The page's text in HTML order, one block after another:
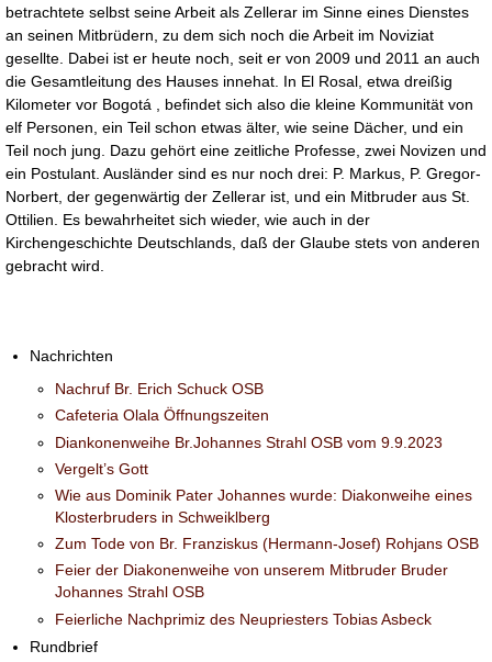
betrachtete selbst seine Arbeit als Zellerar im Sinne eines Dienstes
an seinen Mitbrüdern, zu dem sich noch die Arbeit im Noviziat
gesellte. Dabei ist er heute noch, seit er von 2009 und 2011 an auch
die Gesamtleitung des Hauses innehat. In El Rosal, etwa dreißig
Kilometer vor Bogotá , befindet sich also die kleine Kommunität von
elf Personen, ein Teil schon etwas älter, wie seine Dächer, und ein
Teil noch jung. Dazu gehört eine zeitliche Professe, zwei Novizen und
ein Postulant. Ausländer sind es nur noch drei: P. Markus, P. Gregor-
Norbert, der gegenwärtig der Zellerar ist, und ein Mitbruder aus St.
Ottilien. Es bewahrheitet sich wieder, wie auch in der
Kirchengeschichte Deutschlands, daß der Glaube stets von anderen
gebracht wird.
Nachrichten
Nachruf Br. Erich Schuck OSB
Cafeteria Olala Öffnungszeiten
Diankonenweihe Br.Johannes Strahl OSB vom 9.9.2023
Vergelt’s Gott
Wie aus Dominik Pater Johannes wurde: Diakonweihe eines
Klosterbruders in Schweiklberg
Zum Tode von Br. Franziskus (Hermann-Josef) Rohjans OSB
Feier der Diakonenweihe von unserem Mitbruder Bruder
Johannes Strahl OSB
Feierliche Nachprimiz des Neupriesters Tobias Asbeck
Rundbrief